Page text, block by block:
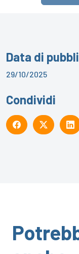
Data di
29/10/2025
Condividi